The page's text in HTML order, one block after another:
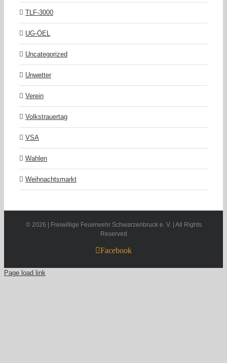
TLF-3000
UG-ÖEL
Uncategorized
Unwetter
Verein
Volkstrauertag
VSA
Wahlen
Weihnachtsmarkt
© 2026 | Freiwillige Feuerwehr Schwarzenbruck e. V. | All Rights
Reserved
Facebook
Page load link